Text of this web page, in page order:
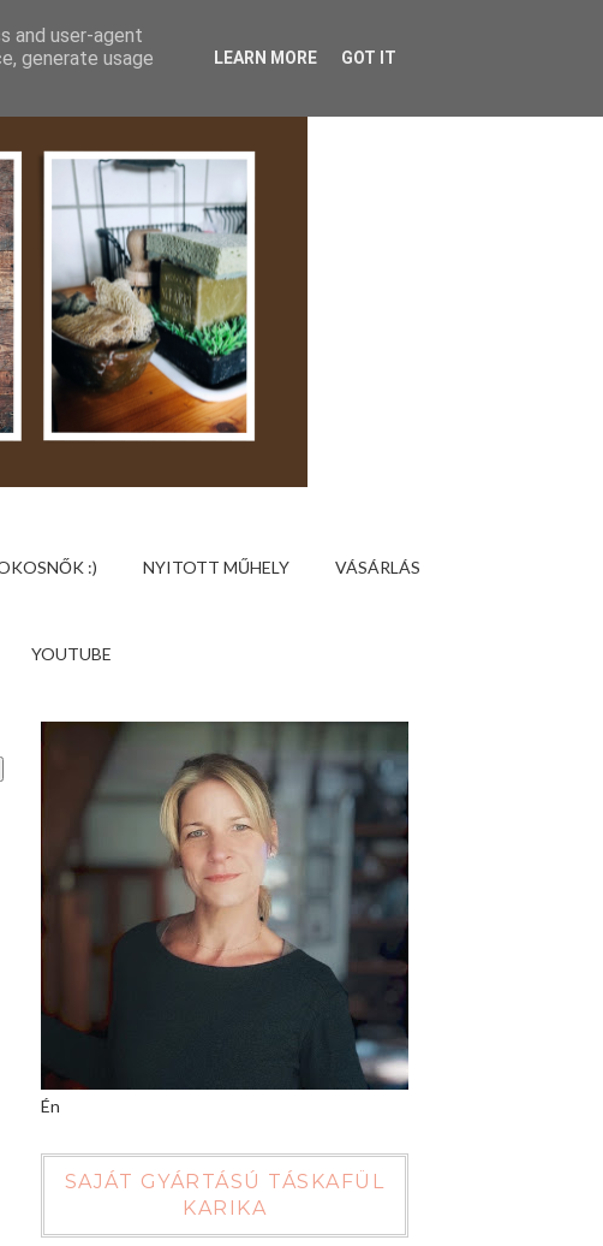
:) NYITOTT MŰHELY VÁSÁRLÁS
YOUTUBE
Én
SAJÁT GYÁRTÁSÚ TÁSKAFÜL
KARIKA
and user-agent
generate usage
LEARN MORE GOT IT